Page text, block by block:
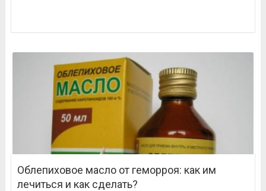
Облепиховое масло от геморроя: как им
лечиться и как сделать?